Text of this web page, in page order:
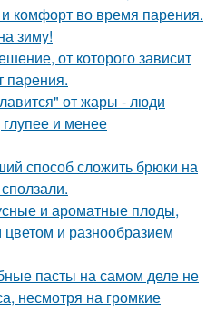
и комфорт во время парения.
зиму!
от которого зависит
парения.
от жары - люди
и менее
способ сложить брюки на
и ароматные плоды,
и разнообразием
пасты на самом деле не
несмотря на громкие